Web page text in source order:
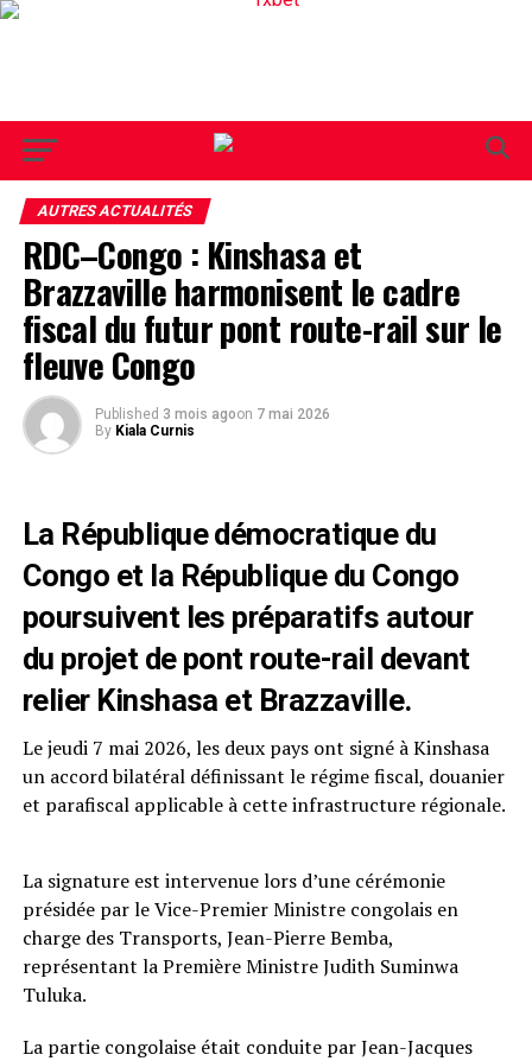
AUTRES ACTUALITÉS
RDC–Congo : Kinshasa et
Brazzaville harmonisent le cadre
fiscal du futur pont route-rail sur le
fleuve Congo
Published 3 mois agoon 7 mai 2026
By Kiala Curnis
La République démocratique du
Congo et la République du Congo
poursuivent les préparatifs autour
du projet de pont route-rail devant
relier Kinshasa et Brazzaville.
Le jeudi 7 mai 2026, les deux pays ont signé à Kinshasa
un accord bilatéral définissant le régime fiscal, douanier
et parafiscal applicable à cette infrastructure régionale.
La signature est intervenue lors d’une cérémonie
présidée par le Vice-Premier Ministre congolais en
charge des Transports, Jean-Pierre Bemba,
représentant la Première Ministre Judith Suminwa
Tuluka.
La partie congolaise était conduite par Jean-Jacques